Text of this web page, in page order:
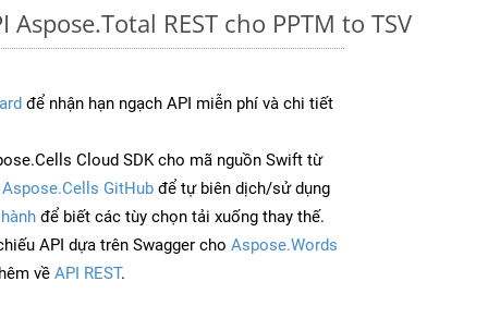
REST cho PPTM to TSV
để nhận hạn ngạch API miễn phí và chi tiết
Cloud SDK cho mã nguồn Swift từ
Aspose.Cells GitHub để tự biên dịch/sử dụng
để biết các tùy chọn tải xuống thay thế.
API dựa trên Swagger cho Aspose.Words
về API REST.